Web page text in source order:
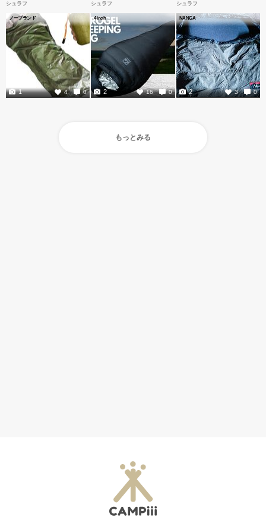
シュラフ
ノーブランド
4 0
1
シュラフ
4inch
16 0
2
シュラフ
NANGA
3 0
2
もっとみる